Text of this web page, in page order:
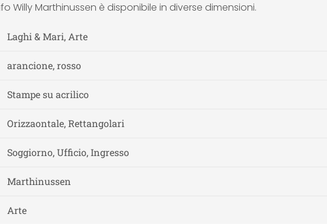
Marthinussen è disponibile in diverse dimensioni.
Laghi & Mari, Arte
arancione, rosso
Stampe su acrilico
Orizzaontale, Rettangolari
Soggiorno, Ufficio, Ingresso
Marthinussen
Arte